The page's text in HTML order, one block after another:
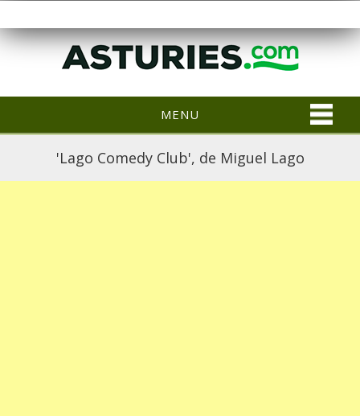
MENU
'Lago Comedy Club', de Miguel Lago